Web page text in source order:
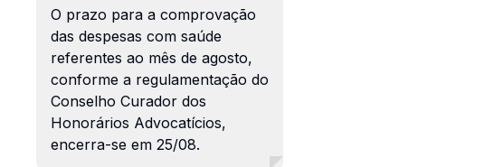
O prazo para a comprovação
das despesas com saúde
referentes ao mês de agosto,
conforme a regulamentação do
Conselho Curador dos
Honorários Advocatícios,
encerra-se em 25/08.